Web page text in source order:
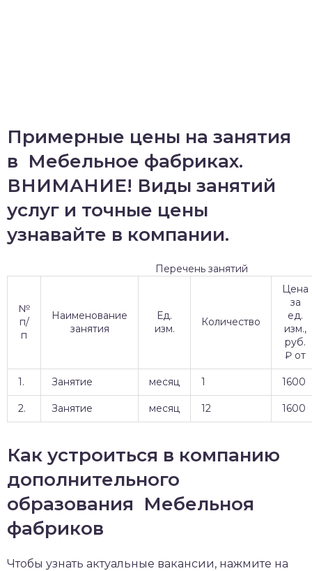
Примерные цены на занятия
в Мебельное фабриках.
ВНИМАНИЕ! Виды занятий
услуг и точные цены
узнавайте в компании.
Перечень занятий
№
п/
п
Наименование
занятия
Ед.
изм.
Количество
Цена
за
ед.
изм.,
руб.
₽ от
1. Занятие месяц 1 1600
2. Занятие месяц 12 1600
Как устроиться в компанию
дополнительного
образования Мебельноя
фабриков
Чтобы узнать актуальные вакансии, нажмите на